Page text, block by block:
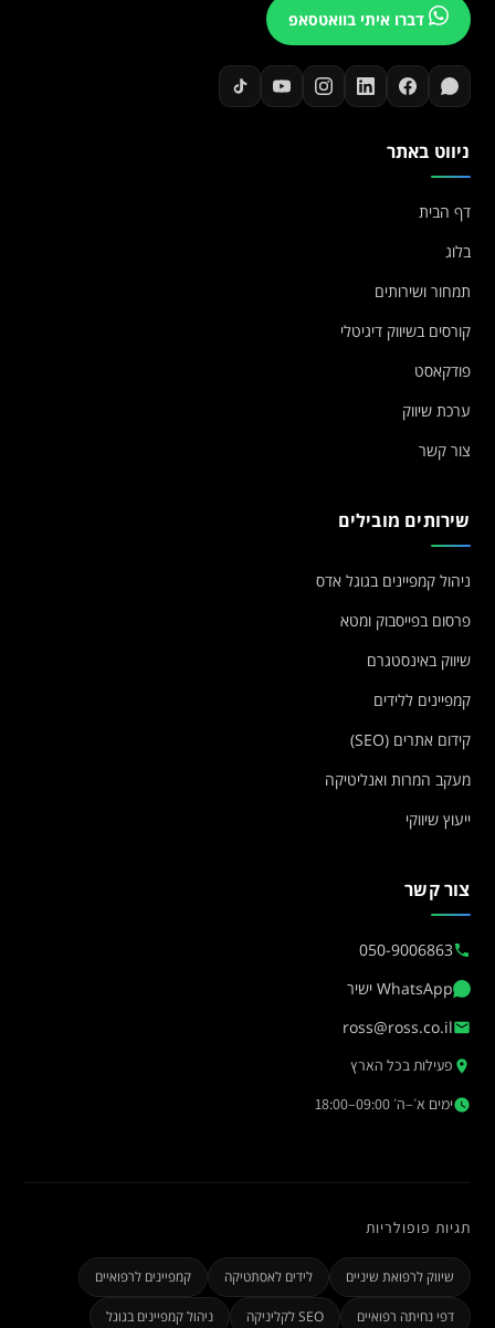
דברו איתי בוואטסאפ
ניווט באתר
דף הבית
בלוג
תמחור ושירותים
קורסים בשיווק דיגיטלי
פודקאסט
ערכת שיווק
צור קשר
שירותים מובילים
ניהול קמפיינים בגוגל אדס
פרסום בפייסבוק ומטא
שיווק באינסטגרם
קמפיינים ללידים
קידום אתרים (SEO)
מעקב המרות ואנליטיקה
ייעוץ שיווקי
צור קשר
050-9006863
WhatsApp ישיר
ross@ross.co.il
פעילות בכל הארץ
ימים א׳–ה׳ 09:00–18:00
תגיות פופולריות
שיווק לרפואת שיניים לידים לאסתטיקה קמפיינים לרפואיים
דפי נחיתה רפואיים SEO לקליניקה ניהול קמפיינים בגוגל